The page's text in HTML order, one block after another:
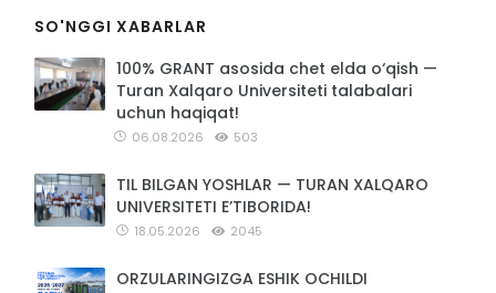
SO'NGGI XABARLAR
100% GRANT asosida chet elda o‘qish —
Turan Xalqaro Universiteti talabalari
uchun haqiqat!
06.08.2026 503
TIL BILGAN YOSHLAR — TURAN XALQARO
UNIVERSITETI E’TIBORIDA!
18.05.2026 2045
ORZULARINGIZGA ESHIK OCHILDI